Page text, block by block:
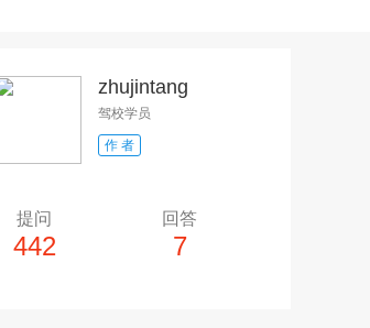
zhujintang
驾校学员
作 者
提问
442
回答
7